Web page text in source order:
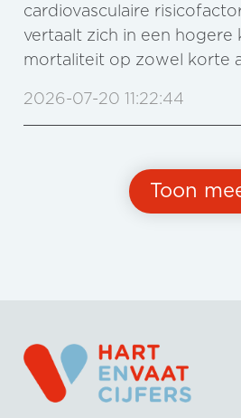
cardiovasculaire
vertaalt zich in een hogere
mortaliteit op zowel korte
2026-07-20 11:22:44
Toon